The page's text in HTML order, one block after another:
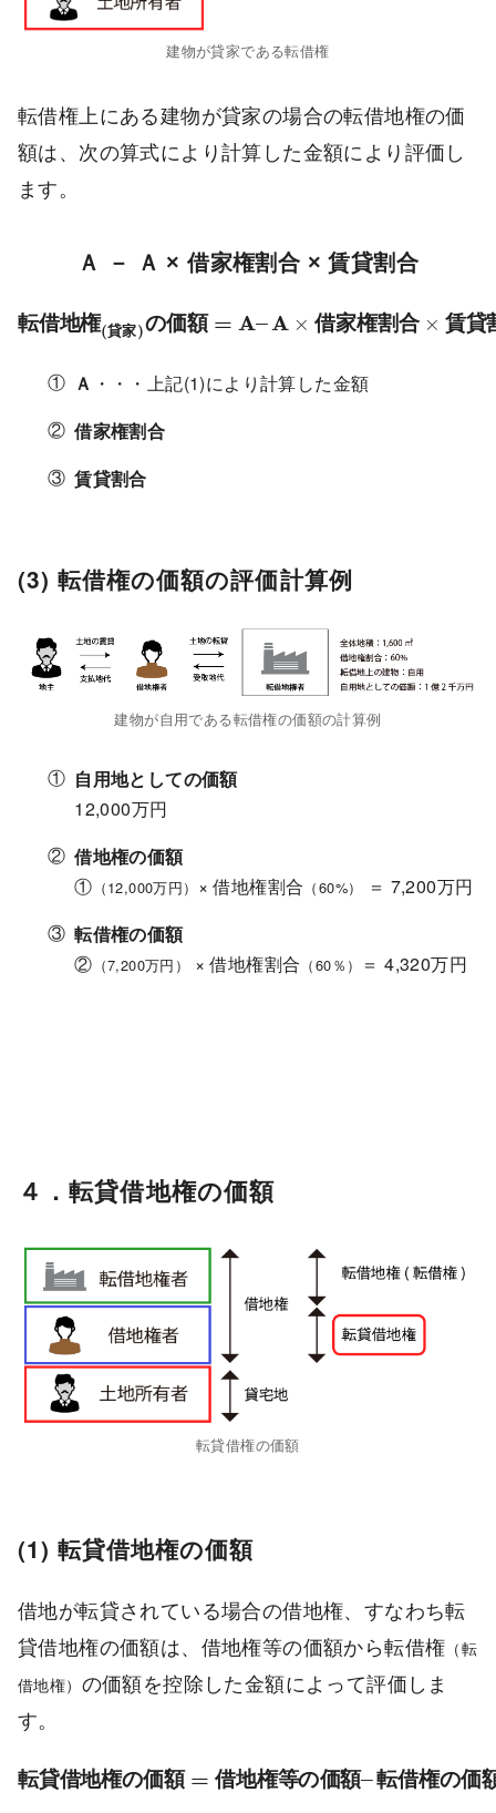
建物が貸家である転借権
転借権上にある建物が貸家の場合の転借地権の価
額は、次の算式により計算した金額により評価し
ます。
Ａ － Ａ × 借家権割合 × 賃貸割合
転借地権(貸家)の価額 = A–A × 借家権割合 × 賃貸
転借地 貸家)の価 = –A 借家権割合× 貸割
Ａ ・・・上記(1)により計算した金額
借家権割合
賃貸割合
(3) 転借権の価額の評価計算例
建物が自用である転借権の価額の計算例
自用地としての価額
12,000万円
借地権の価額
① （12,000万円） × 借地権割合 （60%）
＝ 7,200万円
転借権の価額
② （7,200万円） × 借地権割合 （60％） ＝ 4,320万円
４．転貸借地権の価額
転貸借権の価額
(1) 転貸借地権の価額
借地が転貸されている場合の借地権、すなわち転
貸借地権の価額は、借地権等の価額から転借権 （転
借地権） の価額を控除した金額によって評価しま
す。
転貸借地権の価額 = 借地権等の価額–転借権の価
転貸借地権の価額 借地権等の価額– 転借権の価額